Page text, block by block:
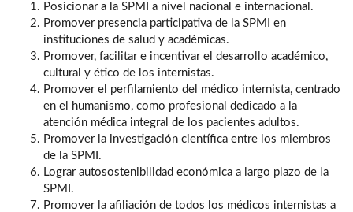
Posicionar a la SPMI a nivel nacional e internacional.
Promover presencia participativa de la SPMI en
instituciones de salud y académicas.
Promover, facilitar e incentivar el desarrollo académico,
cultural y ético de los internistas.
Promover el perfilamiento del médico internista, centrado
en el humanismo, como profesional dedicado a la
atención médica integral de los pacientes adultos.
Promover la investigación científica entre los miembros
de la SPMI.
Lograr autosostenibilidad económica a largo plazo de la
SPMI.
Promover la afiliación de todos los médicos internistas a